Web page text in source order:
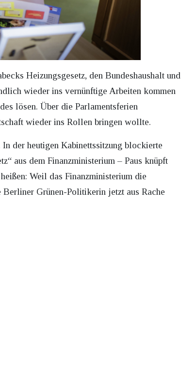
Heizungsgesetz, den Bundeshaushalt und
wieder ins vernünftige Arbeiten kommen
lösen. Über die Parlamentsferien
wieder ins Rollen bringen wollte.
der heutigen Kabinettssitzung blockierte
aus dem Finanzministerium – Paus knüpft
Weil das Finanzministerium die
Grünen-Politikerin jetzt aus Rache